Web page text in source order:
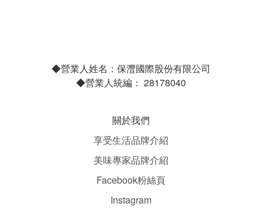
◆營業人姓名：保灃國際股份有限公司
◆營業人統編： 28178040
關於我們
享受生活品牌介紹
美味專家品牌介紹
Facebook粉絲頁
Instagram